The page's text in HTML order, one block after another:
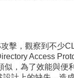
擊，觀察到不少
Access
似，為了效能與便